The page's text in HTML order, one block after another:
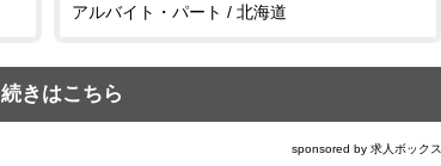
アルバイト・パート / 北海道
続きはこちら
sponsored by 求人ボックス